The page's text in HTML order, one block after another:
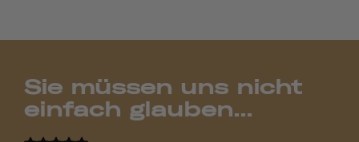
Sie müssen uns nicht
einfach glauben...